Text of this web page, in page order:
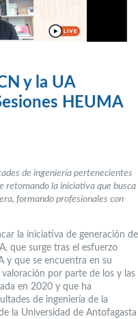
y la UA
HEUMA
de ingeniería pertenecientes
retomando la iniciativa que busca
formando profesionales con
la iniciativa de generación de
que surge tras el esfuerzo
y que se encuentra en su
por parte de los y las
en 2020 y que ha
de ingeniería de la
la Universidad de Antofagasta